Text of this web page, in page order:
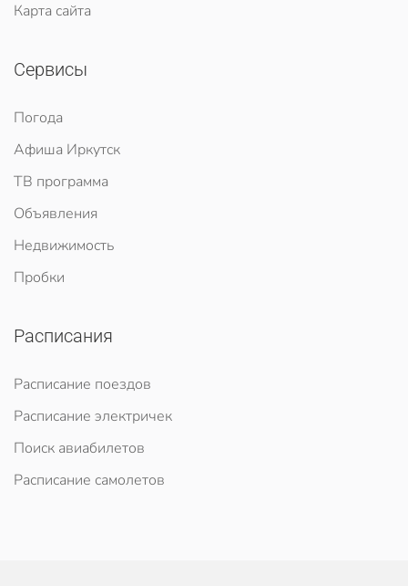
Карта сайта
Сервисы
Погода
Афиша Иркутск
ТВ программа
Объявления
Недвижимость
Пробки
Расписания
Расписание поездов
Расписание электричек
Поиск авиабилетов
Расписание самолетов